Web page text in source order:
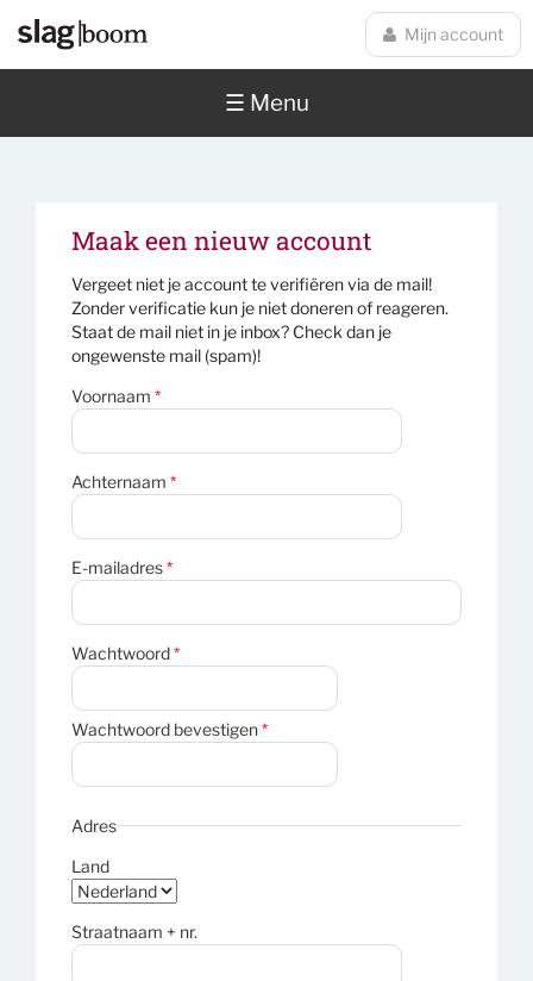
Mijn account
☰ Menu
Maak een nieuw account
Vergeet niet je account te verifiëren via de mail!
Zonder verificatie kun je niet doneren of reageren.
Staat de mail niet in je inbox? Check dan je
ongewenste mail (spam)!
Voornaam *
Achternaam *
E-mailadres*
Wachtwoord*
Wachtwoord bevestigen*
Adres
Land
Straatnaam + nr.